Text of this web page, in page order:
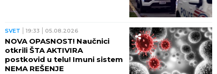
SVET 19:33 05.08.2026
NOVA OPASNOST! Naučnici
otkrili ŠTA AKTIVIRA
postkovid u telu! Imuni sistem
NEMA REŠENJE